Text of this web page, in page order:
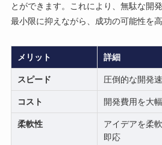
とができます。これにより、無駄な開
最小限に抑えながら、成功の可能性を
メリット 詳細
スピード 圧倒的な開発
コスト 開発費用を大
柔軟性
アイデアを柔
即応